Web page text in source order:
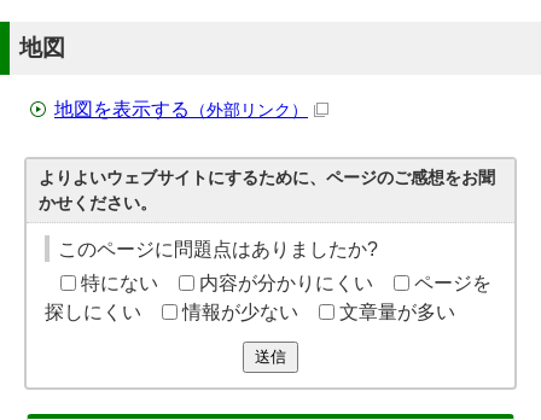
地図
地図を表示する （外部リンク）
よりよいウェブサイトにするために、ページのご感想をお聞
かせください。
このページに問題点はありましたか?
特にない
内容が分かりにくい
ページを
探しにくい
情報が少ない 文章量が多い
送信